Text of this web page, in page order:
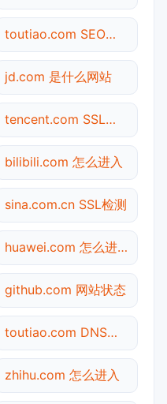
toutiao.com SEO体检
jd.com 是什么网站
tencent.com SSL检测
bilibili.com 怎么进入
sina.com.cn SSL检测
huawei.com 怎么进入
github.com 网站状态
toutiao.com DNS解析
zhihu.com 怎么进入